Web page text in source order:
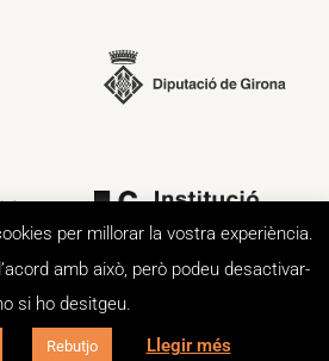
per millorar la vostra experiència.
amb això, però podeu desactivar-
si ho desitgeu.
Rebutjo Llegir més